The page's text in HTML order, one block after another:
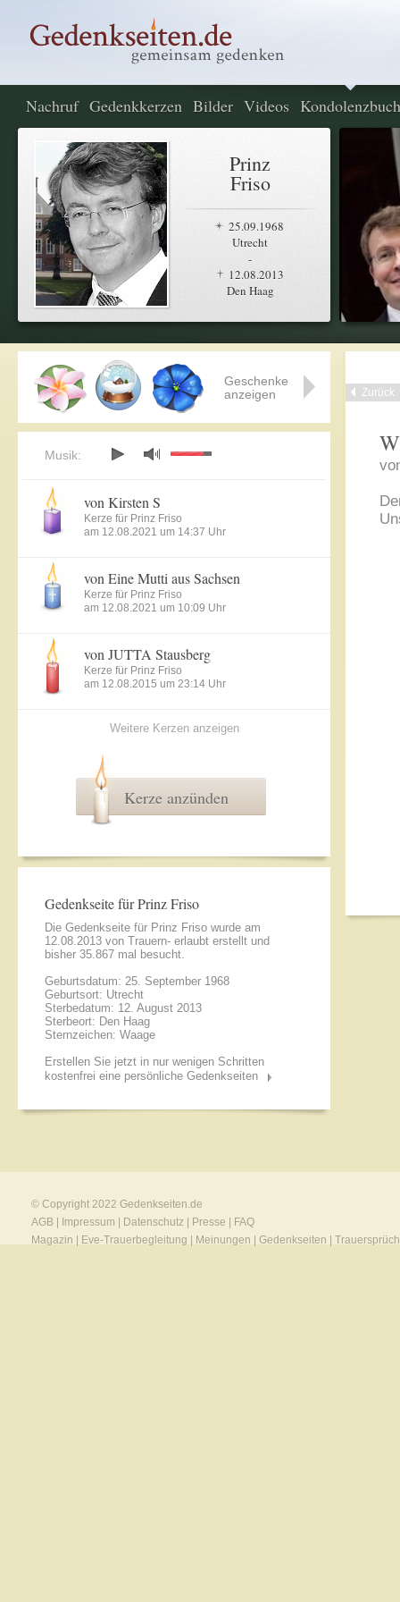
Nachruf Gedenkkerzen Bilder Videos Kondolenzbuch
Prinz
Friso
25.09.1968
Utrecht
-
12.08.2013
Den Haag
Zurück
Geschenke
anzeigen
Musik:
von Kirsten S
Kerze für Prinz Friso
am 12.08.2021 um 14:37 Uhr
von Eine Mutti aus Sachsen
Kerze für Prinz Friso
am 12.08.2021 um 10:09 Uhr
von JUTTA Stausberg
Kerze für Prinz Friso
am 12.08.2015 um 23:14 Uhr
Weitere Kerzen anzeigen
Kerze anzünden
Gedenkseite für Prinz Friso
Die Gedenkseite für Prinz Friso wurde am
12.08.2013 von Trauern- erlaubt erstellt und
bisher 35.867 mal besucht.
Geburtsdatum: 25. September 1968
Geburtsort: Utrecht
Sterbedatum: 12. August 2013
Sterbeort: Den Haag
Sternzeichen: Waage
Erstellen Sie jetzt in nur wenigen Schritten
kostenfrei eine persönliche Gedenkseiten
© Copyright 2022 Gedenkseiten.de
AGB
Impressum Datenschutz Presse
FAQ
Magazin
Eve-Trauerbegleitung Meinungen Gedenkseiten